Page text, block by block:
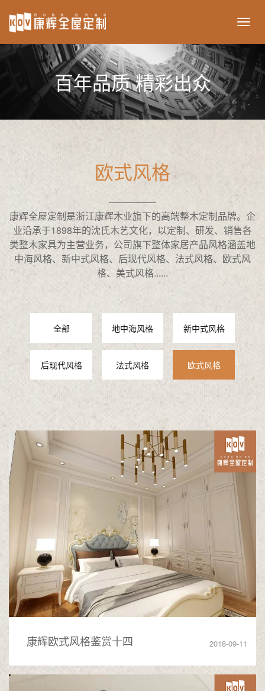
ikov
百年品质 精彩出众
欧式风格
康辉全屋定制是浙江康辉木业旗下的高端整木定制品牌。企
业沿承于1898年的沈氏木艺文化，以定制、研发、销售各
类整木家具为主营业务，公司旗下整体家居产品风格涵盖地
中海风格、新中式风格、后现代风格、法式风格、欧式风
格、美式风格......
全部 地中海风格 新中式风格
后现代风格 法式风格 欧式风格
康辉欧式风格鉴赏十四 2018-09-11